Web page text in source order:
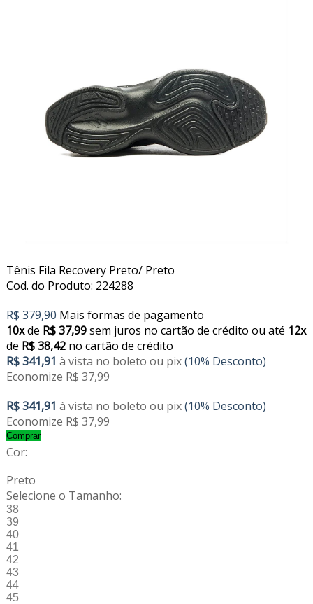
Tênis Fila Recovery Preto/ Preto
Cod. do Produto: 224288
R$ 379,90 Mais formas de pagamento
10xde R$ 37,99sem juros no cartão de crédito ou até 12x
de R$ 38,42no cartão de crédito
R$ 341,91 à vista no boleto ou pix(10% Desconto)
Economize R$ 37,99
R$ 341,91 à vista no boleto ou pix(10% Desconto)
Economize R$ 37,99
Comprar
Cor:
Preto
Selecione o Tamanho:
38
39
40
41
42
43
44
45